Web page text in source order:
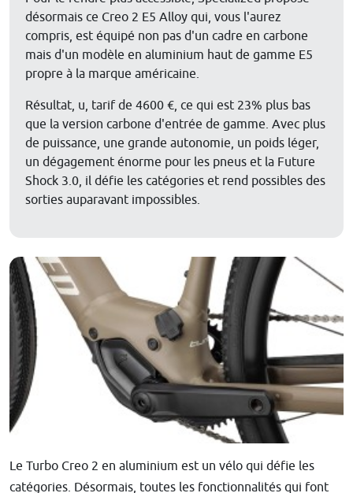
désormais ce Creo 2 E5 Alloy qui, vous l'aurez
compris, est équipé non pas d'un cadre en carbone
mais d'un modèle en aluminium haut de gamme E5
propre à la marque américaine.
Résultat, u, tarif de 4600 €, ce qui est 23% plus bas
que la version carbone d'entrée de gamme. Avec plus
de puissance, une grande autonomie, un poids léger,
un dégagement énorme pour les pneus et la Future
Shock 3.0, il défie les catégories et rend possibles des
sorties auparavant impossibles.
Le Turbo Creo 2 en aluminium est un vélo qui défie les
catégories. Désormais, toutes les fonctionnalités qui font